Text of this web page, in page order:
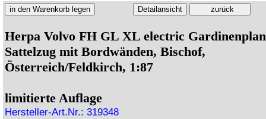
Herpa Volvo FH GL XL electric
Sattelzug mit Bordwänden, Bischof,
Österreich/Feldkirch, 1:87
limitierte Auflage
Hersteller-Art.Nr.: 319348